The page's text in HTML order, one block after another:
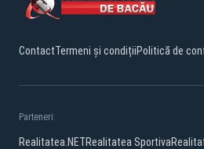
ContactTermeni și condițiiPolitică de
Parteneri:
Realitatea.NETRealitatea Sportiva